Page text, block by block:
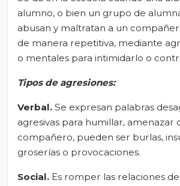
alumno, o bien un grupo de
abusan y maltratan a un
de manera repetitiva, mediante
o mentales para intimidarlo o
Tipos de agresiones:
Verbal. Se expresan palabras
agresivas para humillar, amenazar
compañero, pueden ser burlas,
groserías o provocaciones.
Social. Es romper las relaciones